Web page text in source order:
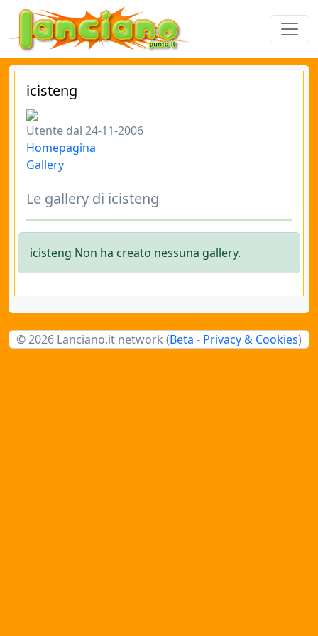
icisteng
Utente dal 24-11-2006
Homepagina
Gallery
Le gallery di icisteng
icisteng Non ha creato nessuna gallery.
© 2026 Lanciano.it network (Beta - Privacy & Cookies)